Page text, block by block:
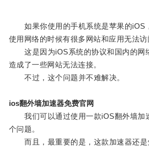
如果你使用的手机系统是苹果的iOS
使用网络的时候有很多网站和应用无法访
这是因为iOS系统的协议和国内的网
造成了一些网站无法连接。
不过，这个问题并不难解决。
ios翻外墙加速器免费官网
我们可以通过使用一款iOS翻外墙加
个问题。
而且，最重要的是，这款加速器还是